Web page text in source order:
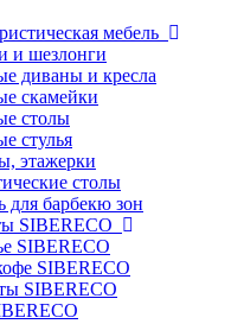
мебель
и шезлонги
диваны и кресла
скамейки
столы
стулья
этажерки
столы
для барбекю зон
SIBERECO
SIBERECO
SIBERECO
SIBERECO